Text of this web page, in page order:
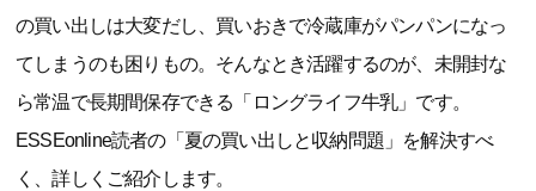
の買い出しは大変だし、買いおきで冷蔵庫がパンパンになっ
てしまうのも困りもの。そんなとき活躍するのが、未開封な
ら常温で長期間保存できる「ロングライフ牛乳」です。
ESSEonline読者の「夏の買い出しと収納問題」を解決すべ
く、詳しくご紹介します。